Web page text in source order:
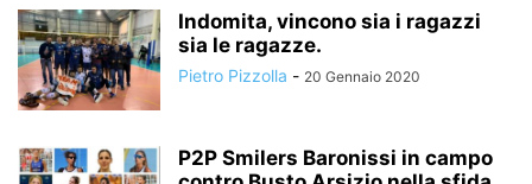
Indomita, vincono sia i ragazzi
sia le ragazze.
Pietro Pizzolla - 20 Gennaio 2020
P2P Smilers Baronissi in campo